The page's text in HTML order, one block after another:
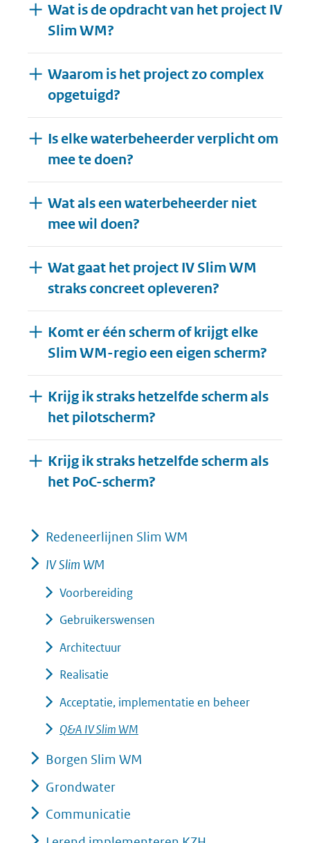
Wat is de opdracht van het project IV
Slim WM?
Waarom is het project zo complex
opgetuigd?
Is elke waterbeheerder verplicht om
mee te doen?
Wat als een waterbeheerder niet
mee wil doen?
Wat gaat het project IV Slim WM
straks concreet opleveren?
Komt er één scherm of krijgt elke
Slim WM-regio een eigen scherm?
Krijg ik straks hetzelfde scherm als
het pilotscherm?
Krijg ik straks hetzelfde scherm als
het PoC-scherm?Uitklappen
Redeneerlijnen Slim WM
IV Slim WM
Voorbereiding
Gebruikerswensen
Architectuur
Realisatie
Acceptatie, implementatie en beheer
Q&A IV Slim WM
Borgen Slim WM
Grondwater
Communicatie